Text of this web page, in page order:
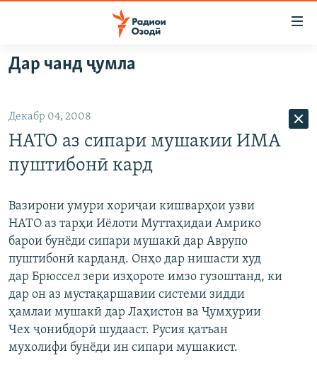
Ҷаҳиш
ба
аслӣ
Ҷаҳиш
ба
феҳристи
аслӣ
Ҷаҳиш
ба
ҷустор
ГӮШАҲО
ОСИЁИ МАРКАЗӢ
ФАРҲАНГ
МЕҲМОНИ ОЗОДӢ
ВАРЗИШ
РӮЗГОРИ МУҲОҶИР
САЛОМ, ХОҲАР
ТАҲҚИҚОТ
ҶАНГ ДАР УКРАИНА
НАЗАРИ МАРДУМ
БЛОГИСТОН
ОЗОДӢ ОНЛАЙН
ЧАНДРАСОНАӢ
ВИДЕО
НИГОРИСТОН
ГУЗОРИШҲОИ РАДИОӢ
РӮЙХАТҲО
КИТОБҲОИ ОЗОДӢ
Русский
Дар чанд ҷумла
Декабр 04, 2008
НАТО аз сипари мушакии ИМА
пуштибонӣ кард
Вазирони умури хориҷаи кишварҳои узви
НАТО аз тарҳи Иёлоти Муттаҳидаи Амрико
барои бунёди сипари мушакӣ дар Аврупо
пуштибонӣ карданд. Онҳо дар нишасти худ
дар Брюссел зери изҳороте имзо гузоштанд, ки
дар он аз мустақаршавии системи зидди
ҳамлаи мушакӣ дар Лаҳистон ва Ҷумҳурии
Чех ҷонибдорӣ шудааст. Русия қатъан
мухолифи бунёди ин сипари мушакист.